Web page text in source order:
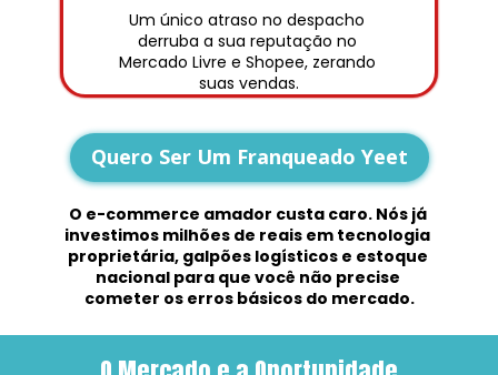
Um único atraso no despacho
derruba a sua reputação no
Mercado Livre e Shopee, zerando
suas vendas.
O e-commerce amador custa caro. Nós já
investimos milhões de reais em tecnologia
proprietária, galpões logísticos e estoque
nacional para que você não precise
cometer os erros básicos do mercado.
Quero Ser Um Franqueado Yeet